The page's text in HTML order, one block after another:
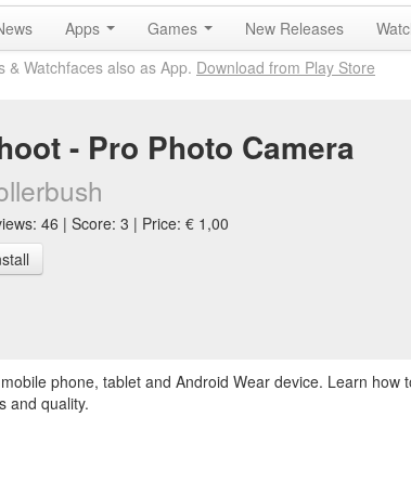
Apps Games New Releases
& Watchfaces also as App. Download from Play Store
- Pro Photo Camera
46 | Score: 3 | Price: € 1,00
phone, tablet and Android Wear device. Learn
and quality.